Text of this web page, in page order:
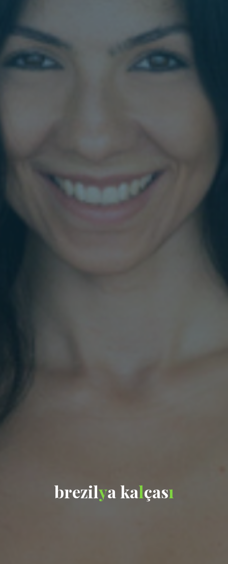
brezilya kalçası